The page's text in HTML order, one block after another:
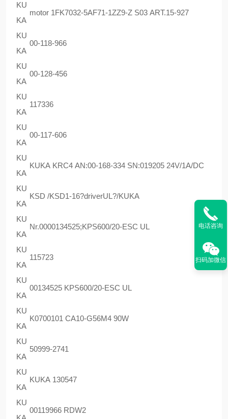
KU
KA
motor 1FK7032-5AF71-1ZZ9-Z S03 ART.15-927
KU
KA
00-118-966
KU
KA
00-128-456
KU
KA
117336
KU
KA
00-117-606
KU
KA
KUKA KRC4 AN:00-168-334 SN:019205 24V/1A/DC
KU
KA
KSD /KSD1-16?driverUL?/KUKA
KU
KA
Nr.0000134525;KPS600/20-ESC UL
KU
KA
115723
KU
KA
00134525 KPS600/20-ESC UL
KU
KA
K0700101 CA10-G56M4 90W
KU
KA
50999-2741
KU
KA
KUKA 130547
KU
00119966 RDW2
电话咨询
扫码加微信